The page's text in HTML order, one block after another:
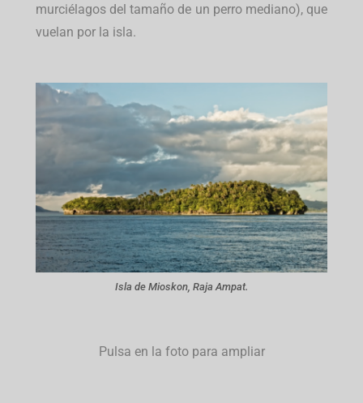
murciélagos del tamaño de un perro mediano), que
vuelan por la isla.
Isla de Mioskon, Raja Ampat.
Pulsa en la foto para ampliar